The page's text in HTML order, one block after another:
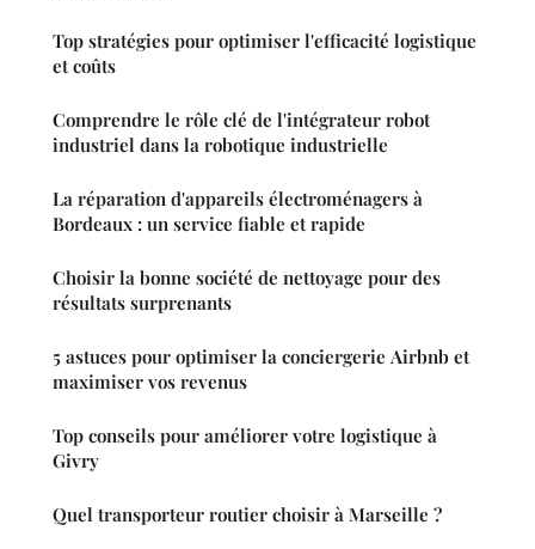
Top stratégies pour optimiser l'efficacité logistique
et coûts
Comprendre le rôle clé de l'intégrateur robot
industriel dans la robotique industrielle
La réparation d'appareils électroménagers à
Bordeaux : un service fiable et rapide
Choisir la bonne société de nettoyage pour des
résultats surprenants
5 astuces pour optimiser la conciergerie Airbnb et
maximiser vos revenus
Top conseils pour améliorer votre logistique à
Givry
Quel transporteur routier choisir à Marseille ?